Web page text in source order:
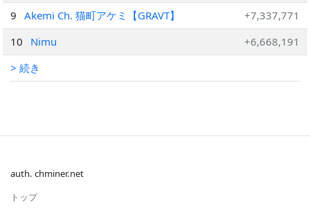
9
Akemi Ch. 猫町アケミ【GRAVT】
+7,337,771
10
Nimu
+6,668,191
> 続き
auth. chminer.net
トップ